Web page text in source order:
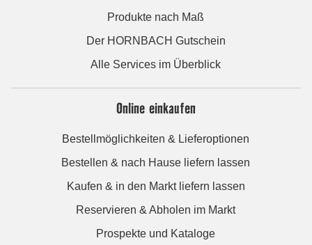
Produkte nach Maß
Der HORNBACH Gutschein
Alle Services im Überblick
Online einkaufen
Bestellmöglichkeiten & Lieferoptionen
Bestellen & nach Hause liefern lassen
Kaufen & in den Markt liefern lassen
Reservieren & Abholen im Markt
Prospekte und Kataloge